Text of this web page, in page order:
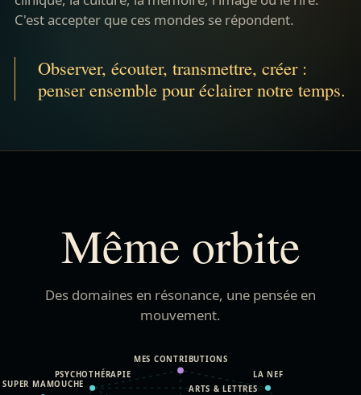
C'est accepter que ces mondes se répondent.
Observer, écouter, transmettre, créer :
penser ensemble pour éclairer notre temps.
Même orbite
Des domaines en résonance, une pensée en
mouvement.
PSYCHOTHÉRAPIE LA NEF
MES CONTRIBUTIONS
ARTS & LETTRES
SUPER MAMOUCHE